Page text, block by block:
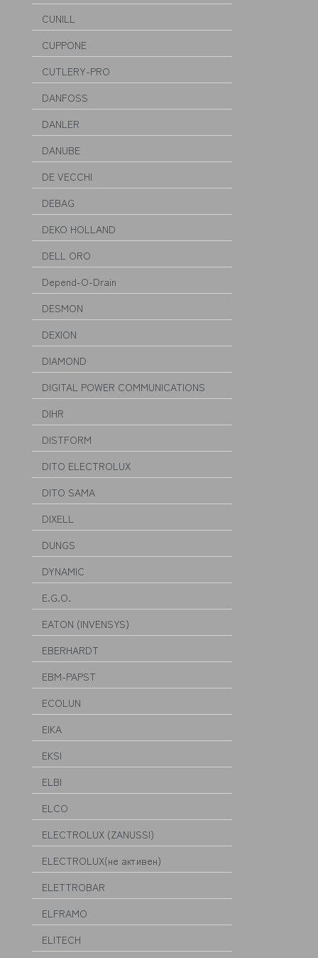
CUNILL
CUPPONE
CUTLERY-PRO
DANFOSS
DANLER
DANUBE
DE VECCHI
DEBAG
DEKO HOLLAND
DELL ORO
Depend-O-Drain
DESMON
DEXION
DIAMOND
DIGITAL POWER COMMUNICATIONS
DIHR
DISTFORM
DITO ELECTROLUX
DITO SAMA
DIXELL
DUNGS
DYNAMIC
E.G.O.
EATON (INVENSYS)
EBERHARDT
EBM-PAPST
ECOLUN
EIKA
EKSI
ELBI
ELCO
ELECTROLUX (ZANUSSI)
ELECTROLUX(не активен)
ELETTROBAR
ELFRAMO
ELITECH